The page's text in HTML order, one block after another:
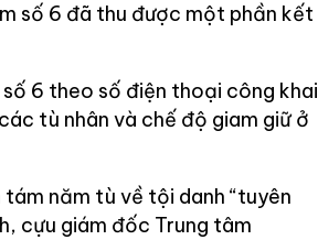
số 6 đã thu được một phần kết
6 theo số điện thoại công khai
tù nhân và chế độ giam giữ ở
năm tù về tội danh “tuyên
cựu giám đốc Trung tâm